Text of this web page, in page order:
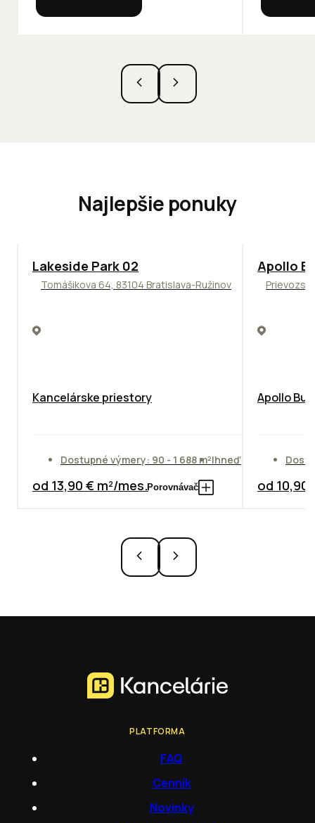
Najlepšie ponuky
ODPORÚČAME
Lakeside Park 02
Tomášikova 64, 83104 Bratislava-Ružinov
Kancelárske priestory
Dostupné výmery: 90 - 1 688 m²Ihneď
od 13,90 € m²/mes.Porovnávač
TOP
Apollo
Apollo
od 10,90
PLATFORMA
FAQ
Cenník
Novinky